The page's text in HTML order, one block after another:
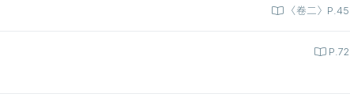
〈卷二〉P.45
P.72